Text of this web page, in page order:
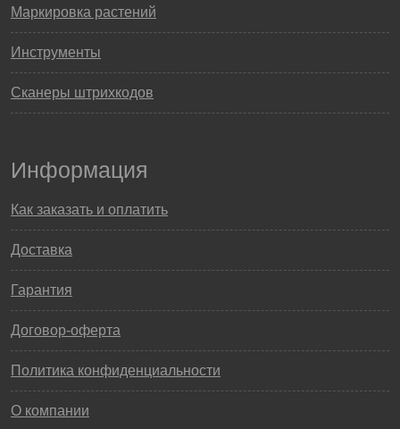
Маркировка растений
Инструменты
Сканеры штрихкодов
Информация
Как заказать и оплатить
Доставка
Гарантия
Договор-оферта
Политика конфиденциальности
О компании